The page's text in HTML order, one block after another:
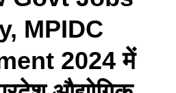
MPIDC
2024 में